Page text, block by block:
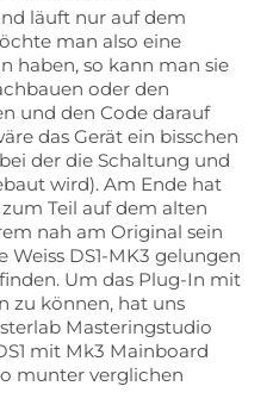
läuft nur auf dem
man also eine
haben, so kann man sie
oder den
und den Code darauf
das Gerät ein bisschen
der die Schaltung und
wird). Am Ende hat
Teil auf dem alten
nah am Original sein
Weiss DS1-MK3 gelungen
Um das Plug-In mit
zu können, hat uns
Masteringstudio
mit Mk3 Mainboard
munter verglichen